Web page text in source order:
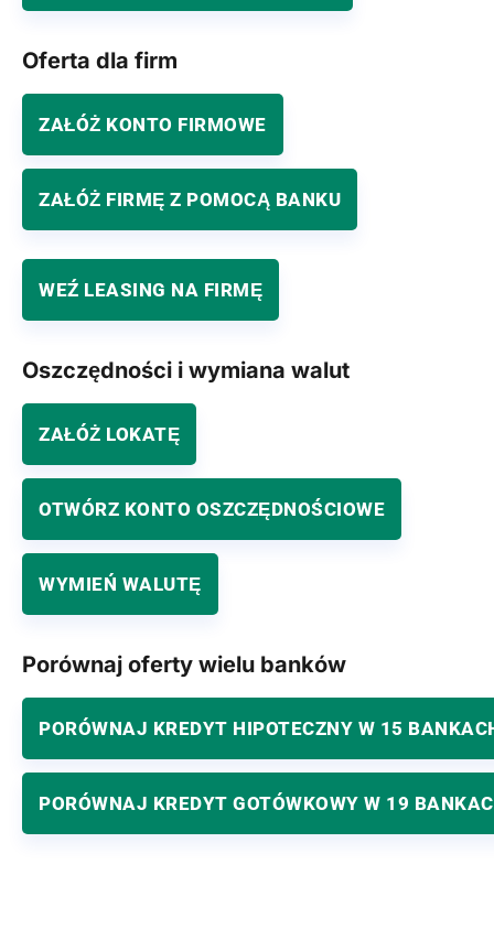
Oferta dla firm
ZAŁÓŻ KONTO FIRMOWE
ZAŁÓŻ FIRMĘ Z POMOCĄ BANKU
WEŹ LEASING NA FIRMĘ
Oszczędności i wymiana walut
ZAŁÓŻ LOKATĘ
OTWÓRZ KONTO OSZCZĘDNOŚCIOWE
WYMIEŃ WALUTĘ
Porównaj oferty wielu banków
PORÓWNAJ KREDYT HIPOTECZNY W 15
PORÓWNAJ KREDYT GOTÓWKOWY W 19